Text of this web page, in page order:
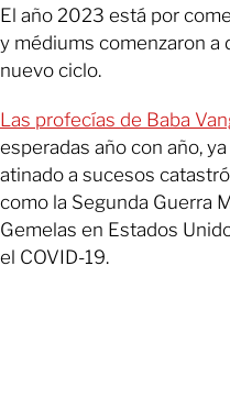
El año 2023 está por
y médiums comenzaron a
nuevo ciclo.
Las profecías de Baba
esperadas año con año,
atinado a sucesos
como la Segunda Guerra
Gemelas en Estados
el COVID-19.